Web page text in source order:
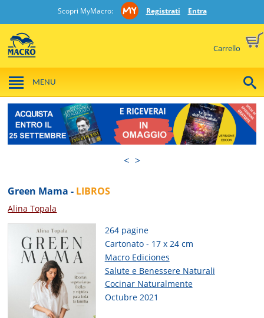
Scopri MyMacro: Registrati Entra
Carrello
MENU
< >
Green Mama - LIBROS
Alina Topala
264 pagine
Cartonato - 17 x 24 cm
Macro Ediciones
Salute e Benessere Naturali
Cocinar Naturalmente
Octubre 2021